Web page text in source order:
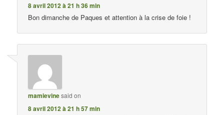
8 avril 2012 à 21 h 36 min
Bon dimanche de Paques et attention à la crise de foie !
mamievinesaid on
8 avril 2012 à 21 h 57 min